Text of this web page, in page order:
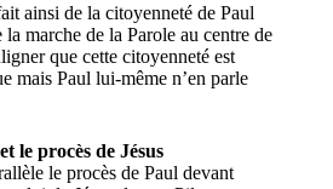
ainsi de la citoyenneté de Paul
la marche de la Parole au centre de
que cette citoyenneté est
mais Paul lui-même n’en parle
le procès de Jésus
le procès de Paul devant